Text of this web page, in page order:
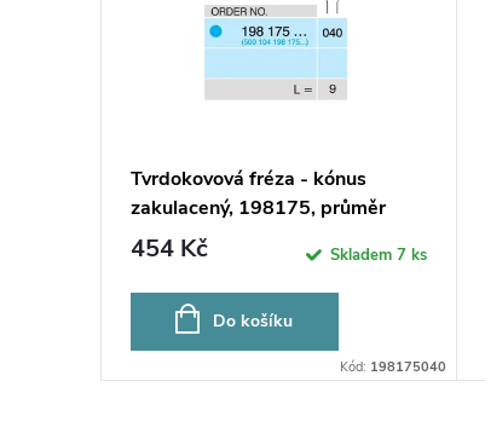
Tvrdokovová fréza - kónus
zakulacený, 198175, průměr
4mm
454 Kč Skladem 7 ks
Do košíku
Kód: 198175040